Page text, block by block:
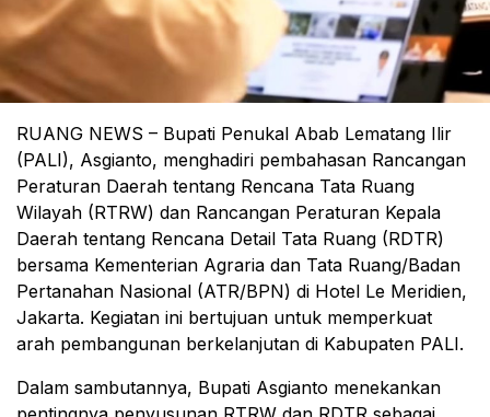
RUANG NEWS – Bupati Penukal Abab Lematang Ilir
(PALI), Asgianto, menghadiri pembahasan Rancangan
Peraturan Daerah tentang Rencana Tata Ruang
Wilayah (RTRW) dan Rancangan Peraturan Kepala
Daerah tentang Rencana Detail Tata Ruang (RDTR)
bersama Kementerian Agraria dan Tata Ruang/Badan
Pertanahan Nasional (ATR/BPN) di Hotel Le Meridien,
Jakarta. Kegiatan ini bertujuan untuk memperkuat
arah pembangunan berkelanjutan di Kabupaten PALI.
Dalam sambutannya, Bupati Asgianto menekankan